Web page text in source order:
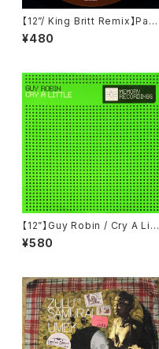
【12”/ King Britt Remix】Pasc
al Rioux Featuring Mr. Day
/ Golden Days (Rotax) (R01
¥480
【12”】Guy Robin / Cry A Littl
e (Memory Recordings) (M
EMORY001)
¥580